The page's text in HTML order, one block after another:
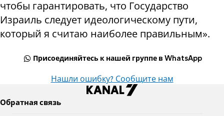
чтобы гарантировать, что Государство
Израиль следует идеологическому пути,
который я считаю наиболее правильным».
Присоединяйтесь к нашей группе в WhatsApp
Нашли ошибку? Сообщите нам
Обратная связь